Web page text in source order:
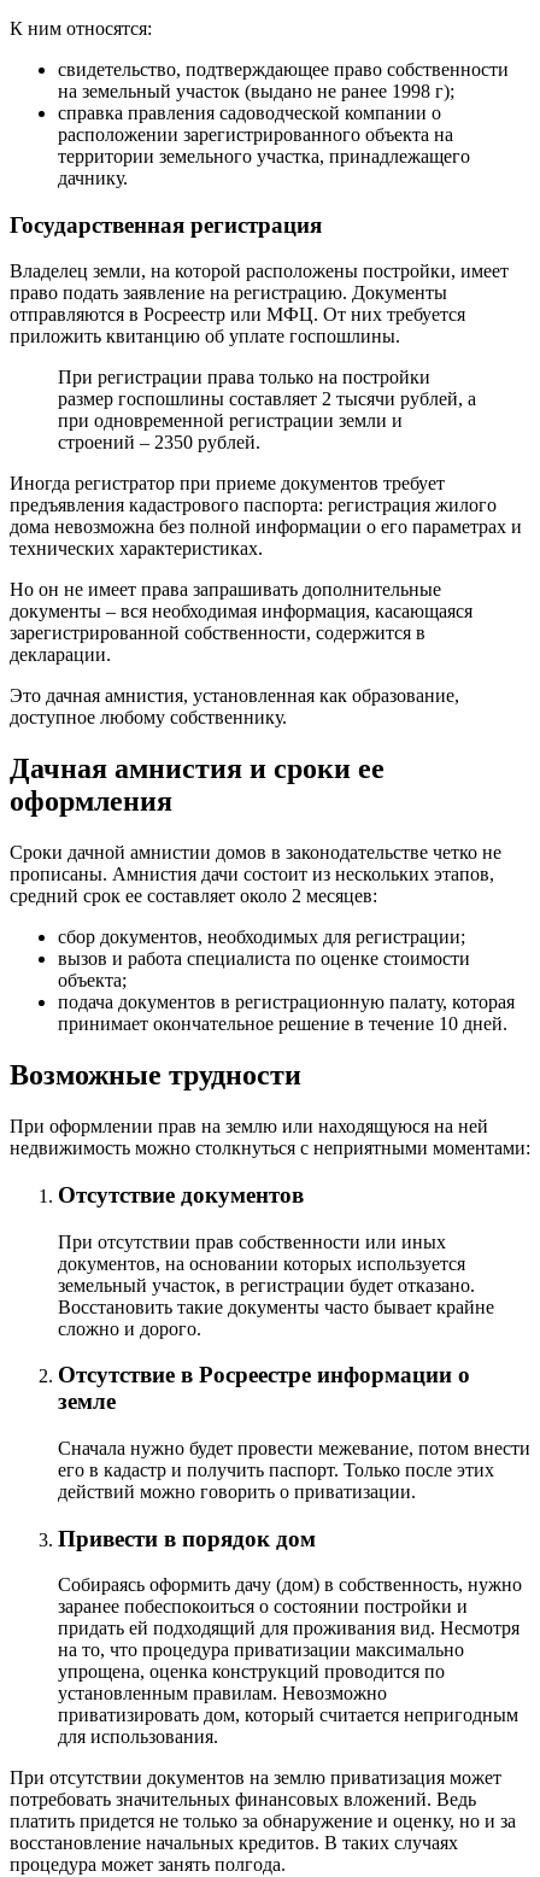
К ним относятся:
свидетельство, подтверждающее право собственности
на земельный участок (выдано не ранее 1998 г);
справка правления садоводческой компании о
расположении зарегистрированного объекта на
территории земельного участка, принадлежащего
дачнику.
Государственная регистрация
Владелец земли, на которой расположены постройки, имеет
право подать заявление на регистрацию. Документы
отправляются в Росреестр или МФЦ. От них требуется
приложить квитанцию ​​об уплате госпошлины.
При регистрации права только на постройки
размер госпошлины составляет 2 тысячи рублей, а
при одновременной регистрации земли и
строений – 2350 рублей.
Иногда регистратор при приеме документов требует
предъявления кадастрового паспорта: регистрация жилого
дома невозможна без полной информации о его параметрах и
технических характеристиках.
Но он не имеет права запрашивать дополнительные
документы – вся необходимая информация, касающаяся
зарегистрированной собственности, содержится в
декларации.
Это дачная амнистия, установленная как образование,
доступное любому собственнику.
Дачная амнистия и сроки ее
оформления
Сроки дачной амнистии домов в законодательстве четко не
прописаны. Амнистия дачи состоит из нескольких этапов,
средний срок ее составляет около 2 месяцев:
сбор документов, необходимых для регистрации;
вызов и работа специалиста по оценке стоимости
объекта;
подача документов в регистрационную палату, которая
принимает окончательное решение в течение 10 дней.
Возможные трудности
При оформлении прав на землю или находящуюся на ней
недвижимость можно столкнуться с неприятными моментами:
Отсутствие документов
При отсутствии прав собственности или иных
документов, на основании которых используется
земельный участок, в регистрации будет отказано.
Восстановить такие документы часто бывает крайне
сложно и дорого.
Отсутствие в Росреестре информации о
земле
Сначала нужно будет провести межевание, потом внести
его в кадастр и получить паспорт. Только после этих
действий можно говорить о приватизации.
Привести в порядок дом
Собираясь оформить дачу (дом) в собственность, нужно
заранее побеспокоиться о состоянии постройки и
придать ей подходящий для проживания вид. Несмотря
на то, что процедура приватизации максимально
упрощена, оценка конструкций проводится по
установленным правилам. Невозможно
приватизировать дом, который считается непригодным
для использования.
При отсутствии документов на землю приватизация может
потребовать значительных финансовых вложений. Ведь
платить придется не только за обнаружение и оценку, но и за
восстановление начальных кредитов. В таких случаях
процедура может занять полгода.